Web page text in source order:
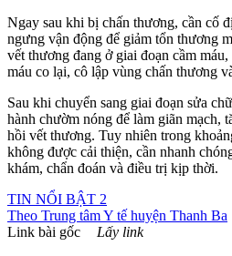
Ngay sau khi bị chấn thương, cần cố
ngưng vận động để giảm tổn thương
vết thương đang ở giai đoạn cầm
máu co lại, cô lập vùng chấn thương
Sau khi chuyển sang giai đoạn sửa
hành chườm nóng để làm giãn mạch,
hồi vết thương. Tuy nhiên trong
không được cải thiện, cần nhanh
khám, chẩn đoán và điều trị kịp thời.
TIN NỔI BẬT 2
Theo Trung tâm Y tế huyện Thanh Ba
Link bài gốc
Lấy link